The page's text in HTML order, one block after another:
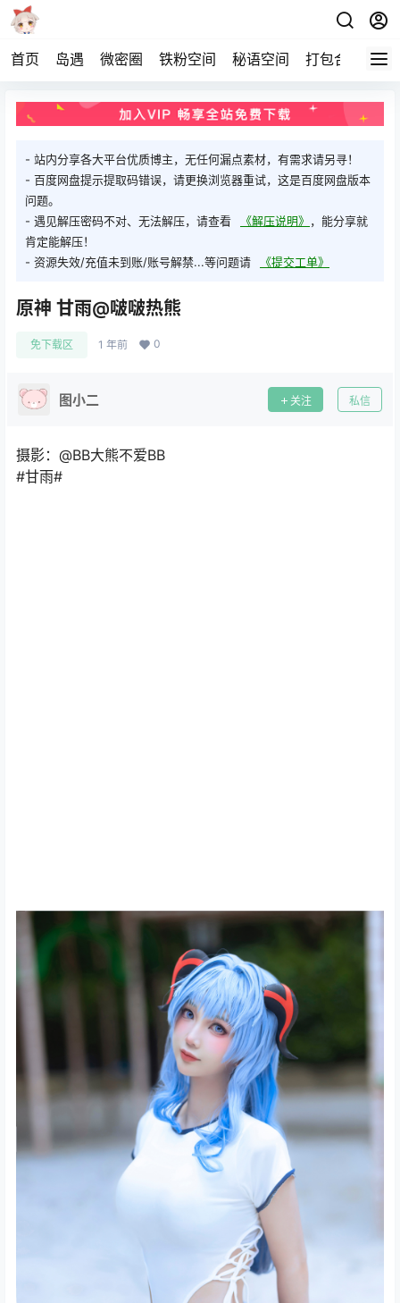
首页 岛遇 微密圈 铁粉空间 秘语空间 打包合集 关
- 站内分享各大平台优质博主，无任何漏点素材，有需求请另寻！
- 百度网盘提示提取码错误，请更换浏览器重试，这是百度网盘版本
问题。
- 遇见解压密码不对、无法解压，请查看
《解压说明》 ，能分享就
肯定能解压！
- 资源失效/充值未到账/账号解禁...等问题请
《提交工单》
原神 甘雨@啵啵热熊
免下载区 1 年前 0
图小二 关注 私信
摄影：@BB大熊不爱BB
#甘雨#